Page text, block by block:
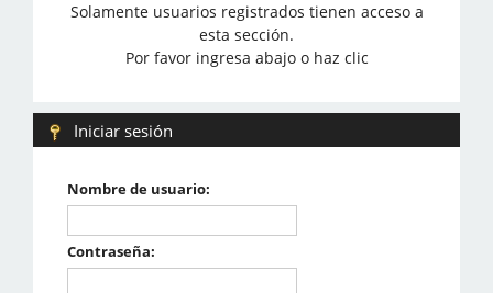
Solamente usuarios registrados tienen acceso a
esta sección.
Por favor ingresa abajo o haz clic
Iniciar sesión
Nombre de usuario:
Contraseña: